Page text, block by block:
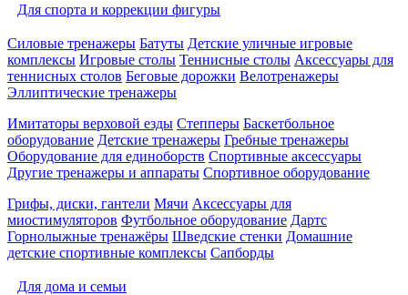
Для спорта и коррекции фигуры
Силовые тренажеры Батуты Детские уличные игровые
комплексы Игровые столы Теннисные столы Аксессуары для
теннисных столов Беговые дорожки Велотренажеры
Эллиптические тренажеры
Имитаторы верховой езды Степперы Баскетбольное
оборудование Детские тренажеры Гребные тренажеры
Оборудование для единоборств Спортивные аксессуары
Другие тренажеры и аппараты Спортивное оборудование
Грифы, диски, гантели Мячи Аксессуары для
миостимуляторов Футбольное оборудование Дартс
Горнолыжные тренажёры Шведские стенки Домашние
детские спортивные комплексы Сапборды
Для дома и семьи